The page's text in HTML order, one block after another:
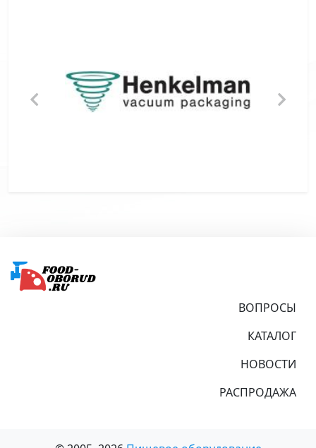
ВОПРОСЫ
КАТАЛОГ
НОВОСТИ
РАСПРОДАЖА